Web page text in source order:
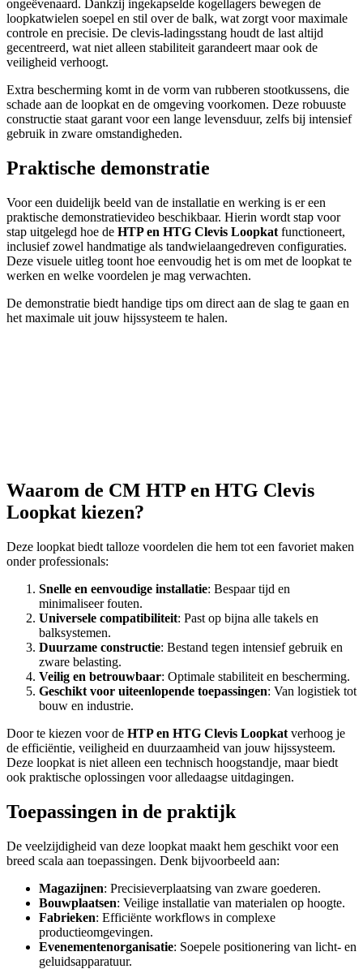
ongeëvenaard. Dankzij ingekapselde kogellagers bewegen de
loopkatwielen soepel en stil over de balk, wat zorgt voor maximale
controle en precisie. De clevis-ladingsstang houdt de last altijd
gecentreerd, wat niet alleen stabiliteit garandeert maar ook de
veiligheid verhoogt.
Extra bescherming komt in de vorm van rubberen stootkussens, die
schade aan de loopkat en de omgeving voorkomen. Deze robuuste
constructie staat garant voor een lange levensduur, zelfs bij intensief
gebruik in zware omstandigheden.
Praktische demonstratie
Voor een duidelijk beeld van de installatie en werking is er een
praktische demonstratievideo beschikbaar. Hierin wordt stap voor
stap uitgelegd hoe de HTP en HTG Clevis Loopkat functioneert,
inclusief zowel handmatige als tandwielaangedreven configuraties.
Deze visuele uitleg toont hoe eenvoudig het is om met de loopkat te
werken en welke voordelen je mag verwachten.
De demonstratie biedt handige tips om direct aan de slag te gaan en
het maximale uit jouw hijssysteem te halen.
Waarom de CM HTP en HTG Clevis
Loopkat kiezen?
Deze loopkat biedt talloze voordelen die hem tot een favoriet maken
onder professionals:
Snelle en eenvoudige installatie: Bespaar tijd en
minimaliseer fouten.
Universele compatibiliteit: Past op bijna alle takels en
balksystemen.
Duurzame constructie: Bestand tegen intensief gebruik en
zware belasting.
Veilig en betrouwbaar: Optimale stabiliteit en bescherming.
Geschikt voor uiteenlopende toepassingen: Van logistiek tot
bouw en industrie.
Door te kiezen voor de HTP en HTG Clevis Loopkat verhoog je
de efficiëntie, veiligheid en duurzaamheid van jouw hijssysteem.
Deze loopkat is niet alleen een technisch hoogstandje, maar biedt
ook praktische oplossingen voor alledaagse uitdagingen.
Toepassingen in de praktijk
De veelzijdigheid van deze loopkat maakt hem geschikt voor een
breed scala aan toepassingen. Denk bijvoorbeeld aan:
Magazijnen: Precisieverplaatsing van zware goederen.
Bouwplaatsen: Veilige installatie van materialen op hoogte.
Fabrieken: Efficiënte workflows in complexe
productieomgevingen.
Evenementenorganisatie: Soepele positionering van licht- en
geluidsapparatuur.